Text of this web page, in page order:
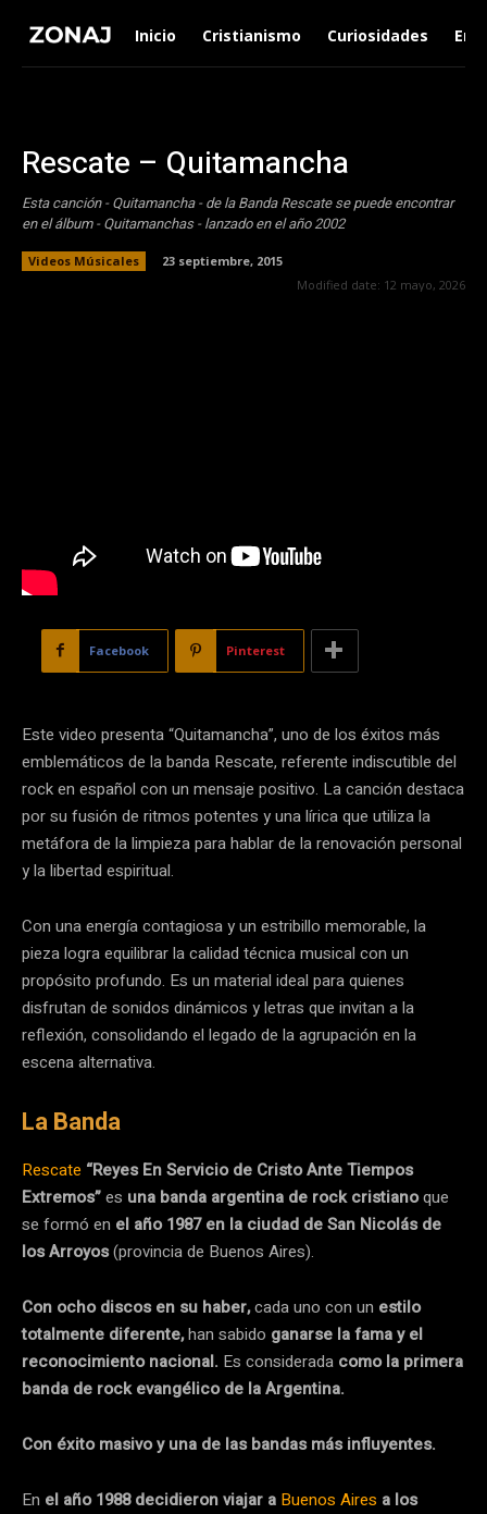
Inicio Cristianismo Curiosidades
Rescate – Quitamancha
Esta canción - Quitamancha - de la Banda Rescate se puede encontrar
en el álbum - Quitamanchas - lanzado en el año 2002
Videos Músicales
23 septiembre, 2015
Modified date: 12 mayo, 2026
Facebook Pinterest
Este video presenta “Quitamancha”, uno de los éxitos más
emblemáticos de la banda Rescate, referente indiscutible del
rock en español con un mensaje positivo. La canción destaca
por su fusión de ritmos potentes y una lírica que utiliza la
metáfora de la limpieza para hablar de la renovación personal
y la libertad espiritual.
Con una energía contagiosa y un estribillo memorable, la
pieza logra equilibrar la calidad técnica musical con un
propósito profundo. Es un material ideal para quienes
disfrutan de sonidos dinámicos y letras que invitan a la
reflexión, consolidando el legado de la agrupación en la
escena alternativa.
La Banda
Rescate “Reyes En Servicio de Cristo Ante Tiempos
Extremos”es una banda argentina de rock cristianoque
se formó en el año 1987 en la ciudad de San Nicolás de
los Arroyos(provincia de Buenos Aires).
Con ocho discos en su haber,cada uno con un estilo
totalmente diferente,han sabido ganarse la fama y el
reconocimiento nacional. Es considerada como la primera
banda de rock evangélico de la Argentina.
Con éxito masivo y una de las bandas más influyentes.
En el año 1988 decidieron viajar a Buenos Aires a los